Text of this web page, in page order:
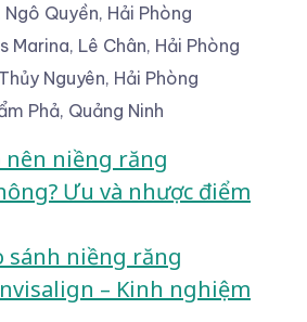
Quyền, Hải Phòng
Marina, Lê Chân, Hải Phòng
Nguyên, Hải Phòng
Phả, Quảng Ninh
nên niềng răng
Ưu và nhược điểm
sánh niềng răng
– Kinh nghiệm